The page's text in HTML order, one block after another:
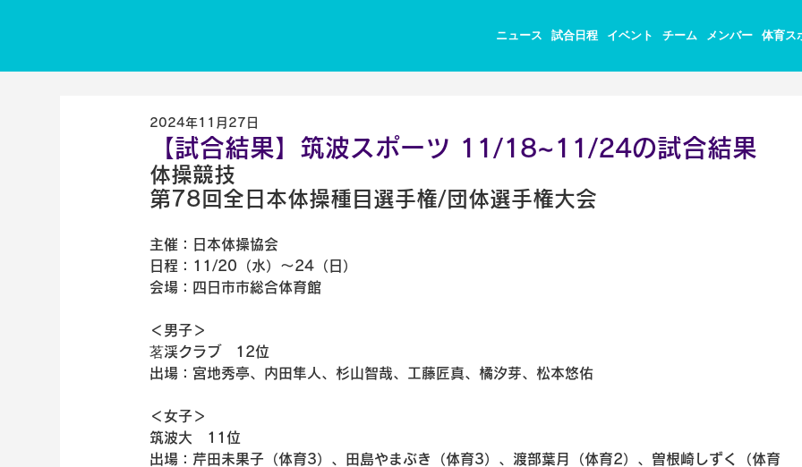
ニュース 試合日程 イベント チーム メンバー 体育ス
【試合結果】筑波スポーツ 11/18~11/24の試合結果
2024年11月27日
体操競技
第78回全日本体操種目選手権/団体選手権大会
主催：日本体操協会
日程：11/20（水）～24（日）
会場：四日市市総合体育館
＜男子＞
茗渓クラブ　12位
出場：宮地秀亭、内田隼人、杉山智哉、工藤匠真、橘汐芽、松本悠佑
＜女子＞
筑波大　11位
出場：芹田未果子（体育3）、田島やまぶき（体育3）、渡部葉月（体育2）、曽根崎しずく（体育